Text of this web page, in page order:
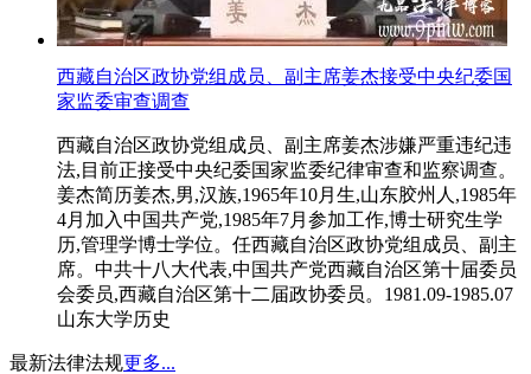
西藏自治区政协党组成员、副主席姜杰接受中央纪委国
家监委审查调查
西藏自治区政协党组成员、副主席姜杰涉嫌严重违纪违
法,目前正接受中央纪委国家监委纪律审查和监察调查。
姜杰简历姜杰,男,汉族,1965年10月生,山东胶州人,1985年
4月加入中国共产党,1985年7月参加工作,博士研究生学
历,管理学博士学位。任西藏自治区政协党组成员、副主
席。中共十八大代表,中国共产党西藏自治区第十届委员
会委员,西藏自治区第十二届政协委员。1981.09-1985.07
山东大学历史
最新法律法规更多...